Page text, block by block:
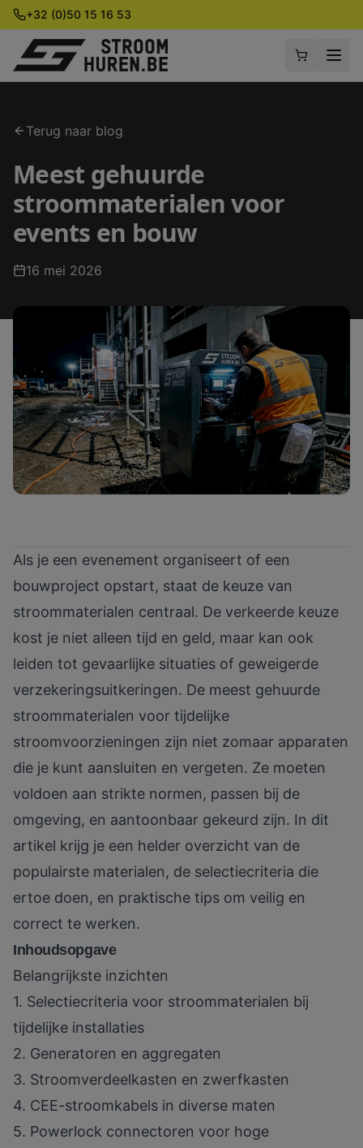
+32 (0)50 15 16 53
Terug naar blog
Meest gehuurde
stroommaterialen voor
events en bouw
16 mei 2026
Als je een evenement organiseert of een
bouwproject opstart, staat de keuze van
stroommaterialen centraal. De verkeerde keuze
kost je niet alleen tijd en geld, maar kan ook
leiden tot gevaarlijke situaties of geweigerde
verzekeringsuitkeringen. De meest gehuurde
stroommaterialen voor tijdelijke
stroomvoorzieningen zijn niet zomaar apparaten
die je kunt aansluiten en vergeten. Ze moeten
voldoen aan strikte normen, passen bij de
omgeving, en aantoonbaar gekeurd zijn. In dit
artikel krijg je een helder overzicht van de
populairste materialen, de selectiecriteria die
ertoe doen, en praktische tips om veilig en
correct te werken.
Inhoudsopgave
Belangrijkste inzichten
1. Selectiecriteria voor stroommaterialen bij
tijdelijke installaties
2. Generatoren en aggregaten
3. Stroomverdeelkasten en zwerfkasten
4. CEE-stroomkabels in diverse maten
5. Powerlock connectoren voor hoge